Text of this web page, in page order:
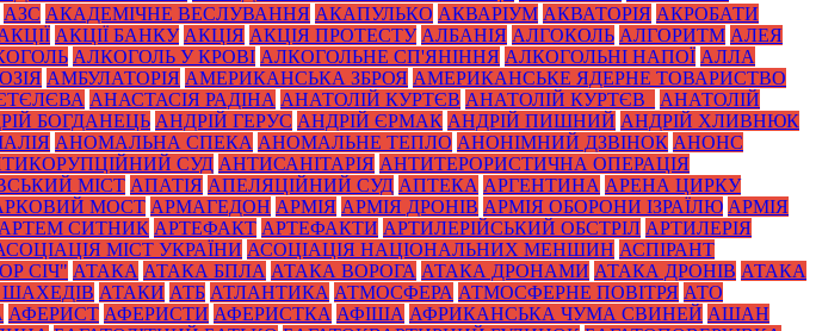
АЗС АКАДЕМІЧНЕ ВЕСЛУВАННЯ АКАПУЛЬКО АКВАРІУМ АКВАТОРІЯ АКРОБАТИ
АКЦІЇ БАНКУ АКЦІЯ АКЦІЯ ПРОТЕСТУ АЛБАНІЯ АЛГОКОЛЬ АЛГОРИТМ АЛЕЯ
АЛКОГОЛЬ У КРОВІ АЛКОГОЛЬНЕ СП'ЯНІННЯ АЛКОГОЛЬНІ НАПОЇ АЛЛА
АМБУЛАТОРІЯ АМЕРИКАНСЬКА ЗБРОЯ АМЕРИКАНСЬКЕ ЯДЕРНЕ ТОВАРИСТВО
АНАСТАСІЯ РАДІНА АНАТОЛІЙ КУРТЄВ АНАТОЛІЙ КУРТЄВ_
АНАТОЛІЙ
БОГДАНЕЦЬ АНДРІЙ ГЕРУС АНДРІЙ ЄРМАК АНДРІЙ ПИШНИЙ АНДРІЙ ХЛИВНЮК
АНОМАЛЬНА СПЕКА АНОМАЛЬНЕ ТЕПЛО АНОНІМНИЙ ДЗВІНОК АНОНС
СУД АНТИСАНІТАРІЯ АНТИТЕРОРИСТИЧНА ОПЕРАЦІЯ
МІСТ АПАТІЯ АПЕЛЯЦІЙНИЙ СУД АПТЕКА АРГЕНТИНА АРЕНА ЦИРКУ
МОСТ АРМАГЕДОН АРМІЯ АРМІЯ ДРОНІВ АРМІЯ ОБОРОНИ ІЗРАЇЛЮ АРМІЯ
АРТЕМ СИТНИК АРТЕФАКТ АРТЕФАКТИ АРТИЛЕРІЙСЬКИЙ ОБСТРІЛ АРТИЛЕРІЯ
МІСТ УКРАЇНИ АСОЦІАЦІЯ НАЦІОНАЛЬНИХ МЕНШИН АСПІРАНТ
СІЧ" АТАКА АТАКА БПЛА АТАКА ВОРОГА АТАКА ДРОНАМИ АТАКА ДРОНІВ АТАКА
АТАКИ АТБ АТЛАНТИКА АТМОСФЕРА АТМОСФЕРНЕ ПОВІТРЯ АТО
АФЕРИСТ АФЕРИСТИ АФЕРИСТКА АФІША АФРИКАНСЬКА ЧУМА СВИНЕЙ АШАН